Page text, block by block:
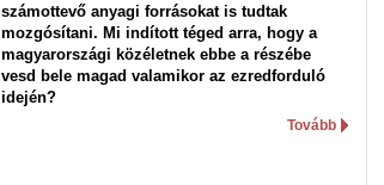
számottevő anyagi forrásokat is tudtak
mozgósítani. Mi indított téged arra, hogy a
magyarországi közéletnek ebbe a részébe
vesd bele magad valamikor az ezredforduló
idején?
Tovább